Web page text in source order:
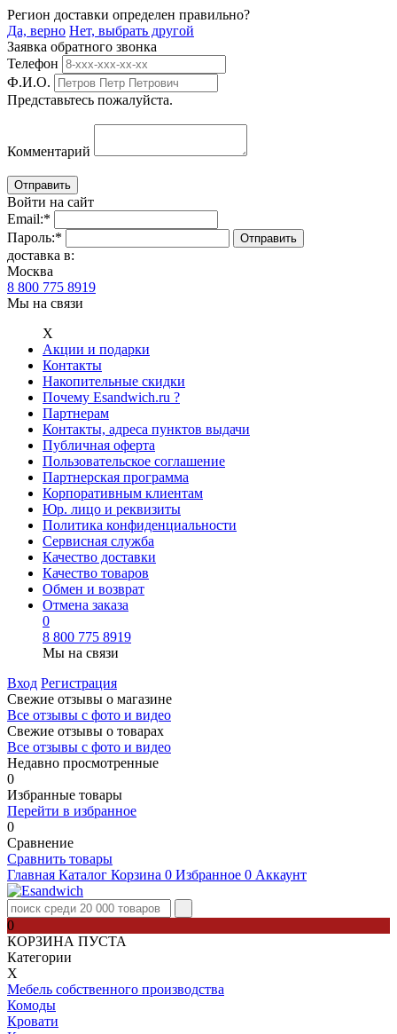
Регион доставки определен правильно?
Да, верно Нет, выбрать другой
Заявка обратного звонка
Телефон
Ф.И.О.
Представьтесь пожалуйста.
Комментарий
Войти на сайт
Email:*
Пароль:*
доставка в:
Москва
8 800 775 8919
Мы на связи
Х
Акции и подарки
Контакты
Накопительные скидки
Почему Esandwich.ru ?
Партнерам
Контакты, адреса пунктов выдачи
Публичная оферта
Пользовательское соглашение
Партнерская программа
Корпоративным клиентам
Юр. лицо и реквизиты
Политика конфиденциальности
Сервисная служба
Качество доставки
Качество товаров
Обмен и возврат
Отмена заказа
0
8 800 775 8919
Мы на связи
Вход Регистрация
Свежие отзывы о магазине
Все отзывы с фото и видео
Свежие отзывы о товарах
Все отзывы c фото и видео
Недавно просмотренные
0
Избранные товары
Перейти в избранное
0
Сравнение
Сравнить товары
Главная Каталог Корзина 0 Избранное 0 Аккаунт
0
КОРЗИНА ПУСТА
Категории
Х
Мебель собственного производства
Комоды
Кровати